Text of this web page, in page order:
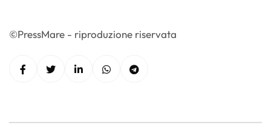
©PressMare - riproduzione riservata